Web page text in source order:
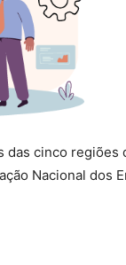
cinco
Nacional dos